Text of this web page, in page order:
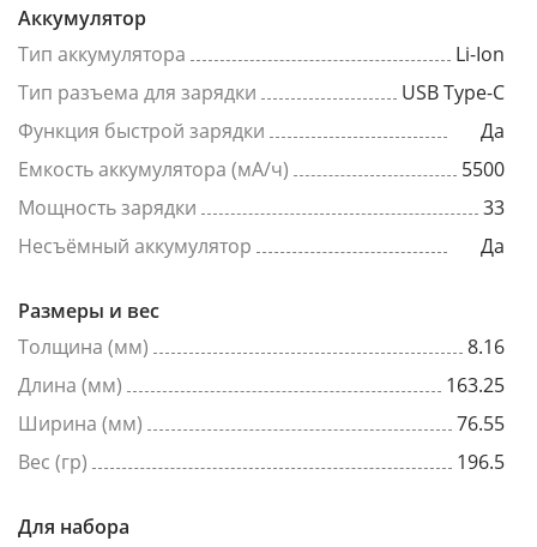
Аккумулятор
Тип аккумулятора
Li-Ion
Тип разъема для зарядки
USB Type-C
Функция быстрой зарядки
Да
Емкость аккумулятора (мА/ч)
5500
Мощность зарядки
33
Несъёмный аккумулятор
Да
Размеры и вес
Толщина (мм)
8.16
Длина (мм)
163.25
Ширина (мм)
76.55
Вес (гр)
196.5
Для набора